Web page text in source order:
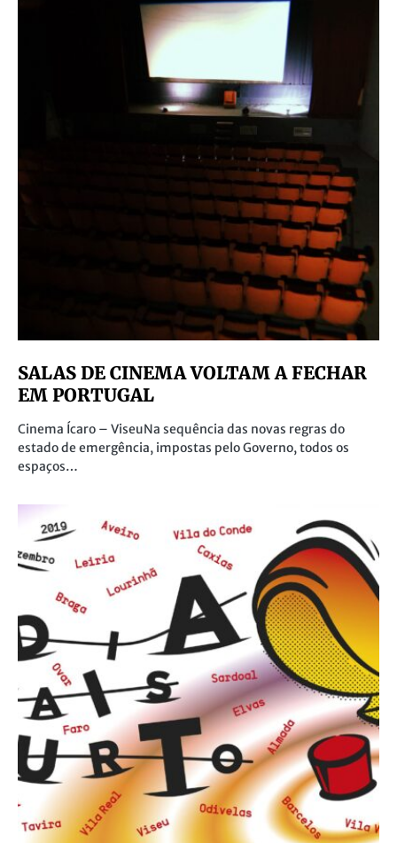
SALAS DE CINEMA VOLTAM A FECHAR
EM PORTUGAL
Cinema Ícaro – ViseuNa sequência das novas regras do
estado de emergência, impostas pelo Governo, todos os
espaços…